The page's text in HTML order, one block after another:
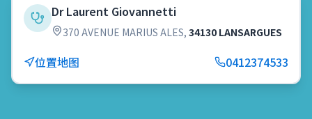
Dr Laurent Giovannetti
370 AVENUE MARIUS ALES, 34130 LANSARGUES
位置地图 0412374533